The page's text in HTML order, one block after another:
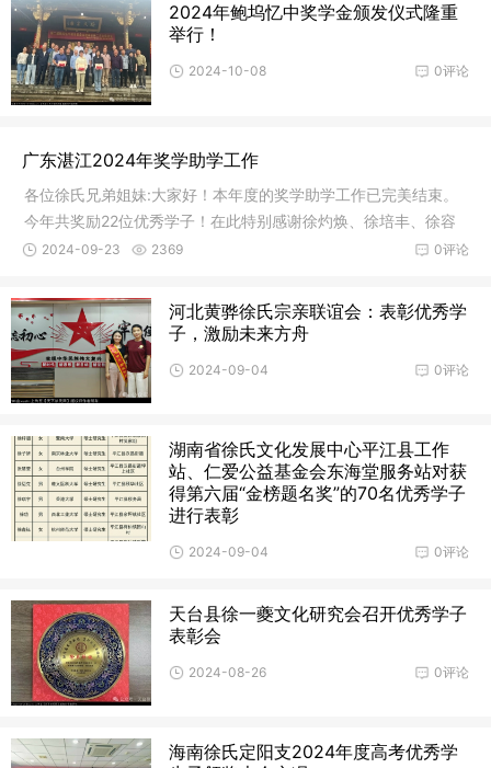
2024年鲍坞忆中奖学金颁发仪式隆重
举行！
0评论
2024-10-08
广东湛江2024年奖学助学工作
各位徐氏兄弟姐妹:大家好！本年度的奖学助学工作已完美结束。
今年共奖励22位优秀学子！在此特别感谢徐灼焕、徐培丰、徐容
辅等60位多位宗贤的慷慨解囊以及无私奉献的精神！包括：自然
0评论
2024-09-23 2369
河北黄骅徐氏宗亲联谊会：表彰优秀学
子，激励未来方舟
0评论
2024-09-04
湖南省徐氏文化发展中心平江县工作
站、仁爱公益基金会东海堂服务站对获
得第六届“金榜题名奖”的70名优秀学子
进行表彰
0评论
2024-09-04
天台县徐一夔文化研究会召开优秀学子
表彰会
0评论
2024-08-26
海南徐氏定阳支2024年度高考优秀学